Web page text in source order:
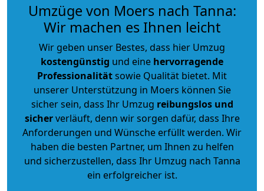
Umzüge von Moers nach Tanna:
Wir machen es Ihnen leicht
Wir geben unser Bestes, dass hier Umzug
kostengünstig und eine hervorragende
Professionalitätsowie Qualität bietet. Mit
unserer Unterstützung in Moers können Sie
sicher sein, dass Ihr Umzug reibungslos und
sicherverläuft, denn wir sorgen dafür, dass Ihre
Anforderungen und Wünsche erfüllt werden. Wir
haben die besten Partner, um Ihnen zu helfen
und sicherzustellen, dass Ihr Umzug nach Tanna
ein erfolgreicher ist.